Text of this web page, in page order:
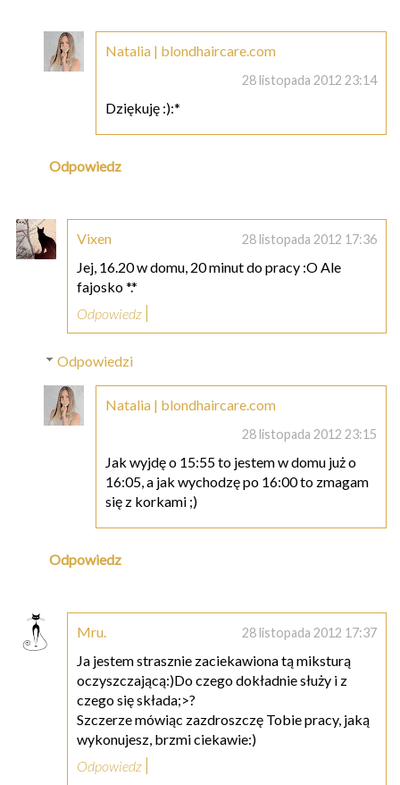
Natalia | blondhaircare.com
28 listopada 2012 23:14
Dziękuję :):*
Odpowiedz
Vixen 28 listopada 2012 17:36
Jej, 16.20 w domu, 20 minut do pracy :O Ale
fajosko *.*
Odpowiedz
Odpowiedzi
Natalia | blondhaircare.com
28 listopada 2012 23:15
Jak wyjdę o 15:55 to jestem w domu już o
16:05, a jak wychodzę po 16:00 to zmagam
się z korkami ;)
Odpowiedz
Mru. 28 listopada 2012 17:37
Ja jestem strasznie zaciekawiona tą miksturą
oczyszczającą:)Do czego dokładnie służy i z
czego się składa;>?
Szczerze mówiąc zazdroszczę Tobie pracy, jaką
wykonujesz, brzmi ciekawie:)
Odpowiedz